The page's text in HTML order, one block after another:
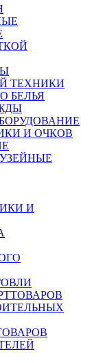
ТЕХНИКИ
БЕЛЬЯ
И ОЧКОВ
И